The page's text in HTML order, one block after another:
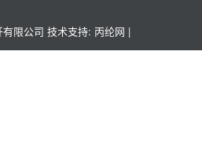
有限公司技术支持: 丙纶网 |
锦纶工业丝 高强丙纶工业丝 涤纶阻燃